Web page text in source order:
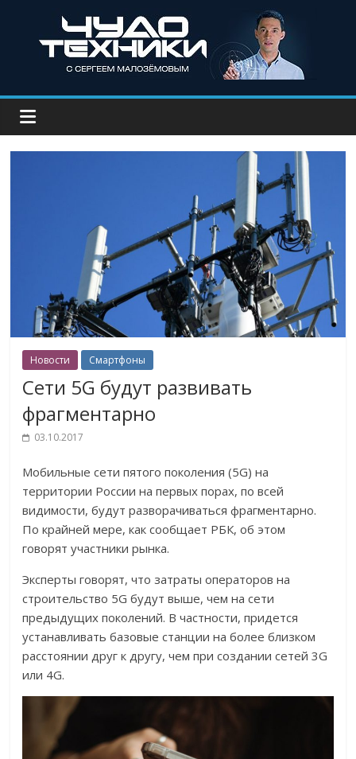
Новости Смартфоны
Сети 5G будут развивать
фрагментарно
03.10.2017
Мобильные сети пятого поколения (5G) на
территории России на первых порах, по всей
видимости, будут разворачиваться фрагментарно.
По крайней мере, как сообщает РБК, об этом
говорят участники рынка.
Эксперты говорят, что затраты операторов на
строительство 5G будут выше, чем на сети
предыдущих поколений. В частности, придется
устанавливать базовые станции на более близком
расстоянии друг к другу, чем при создании сетей 3G
или 4G.